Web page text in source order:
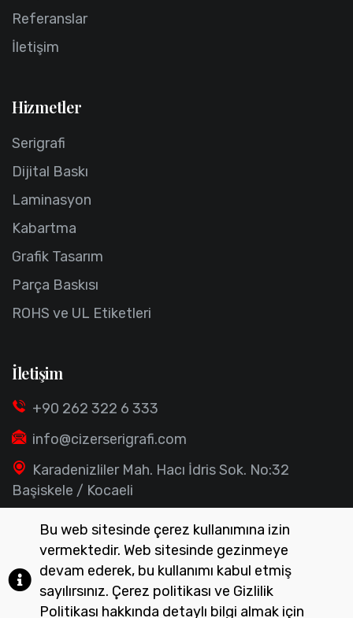
Bu web sitesinde çerez kullanımına izin
vermektedir. Web sitesinde gezinmeye
devam ederek, bu kullanımı kabul etmiş
sayılırsınız. Çerez politikası ve Gizlilik
Politikası hakkında detaylı bilgi almak için
Referanslar
İletişim
Hizmetler
Serigrafi
Dijital Baskı
Laminasyon
Kabartma
Grafik Tasarım
Parça Baskısı
ROHS ve UL Etiketleri
İletişim
+90 262 322 6 333
info@cizerserigrafi.com
Karadenizliler Mah. Hacı İdris Sok. No:32
Başiskele / Kocaeli